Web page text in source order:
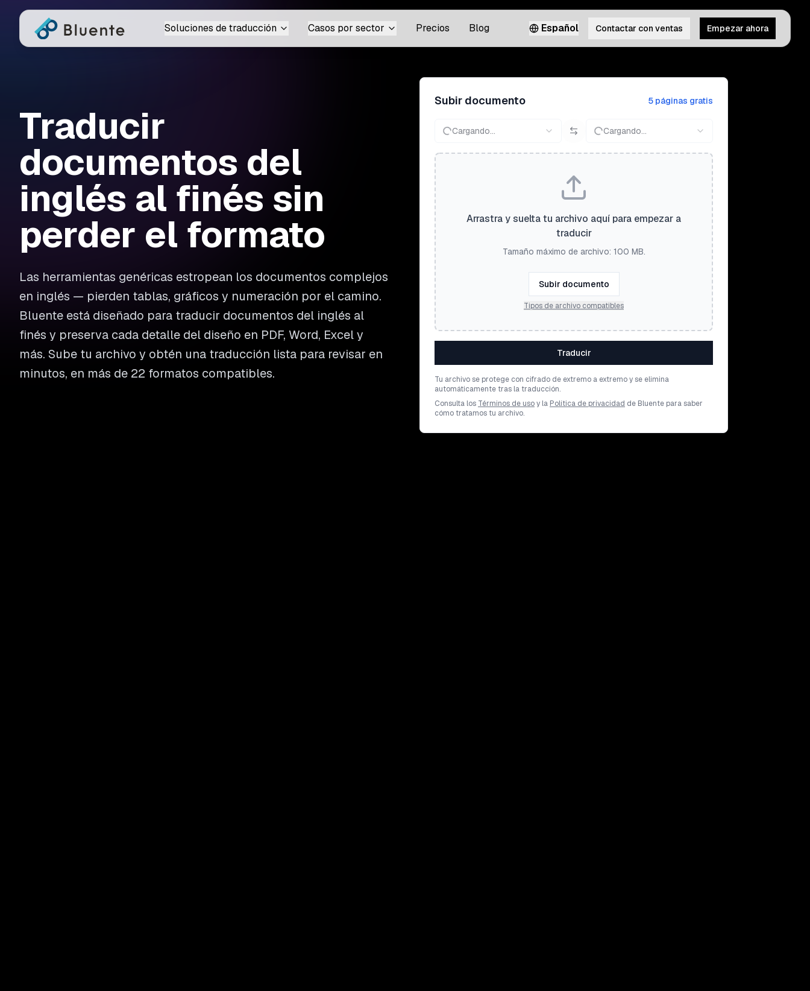
Soluciones de traducción Casos por sector Precios Blog Español Contactar con ventas Empezar ahora
Traducir
documentos del
inglés al finés sin
perder el formato
Las herramientas genéricas estropean los documentos complejos
en inglés — pierden tablas, gráficos y numeración por el camino.
Bluente está diseñado para traducir documentos del inglés al
finés y preserva cada detalle del diseño en PDF, Word, Excel y
más. Sube tu archivo y obtén una traducción lista para revisar en
minutos, en más de 22 formatos compatibles.
Subir documento 5 páginas gratis
Cargando... Cargando...
Arrastra y suelta tu archivo aquí para empezar a
traducir
Tamaño máximo de archivo: 100 MB.
Subir documento
Tipos de archivo compatibles
Traducir
Tu archivo se protege con cifrado de extremo a extremo y se elimina
automáticamente tras la traducción.
Consulta los Términos de usoy la Política de privacidad de Bluente para saber
cómo tratamos tu archivo.